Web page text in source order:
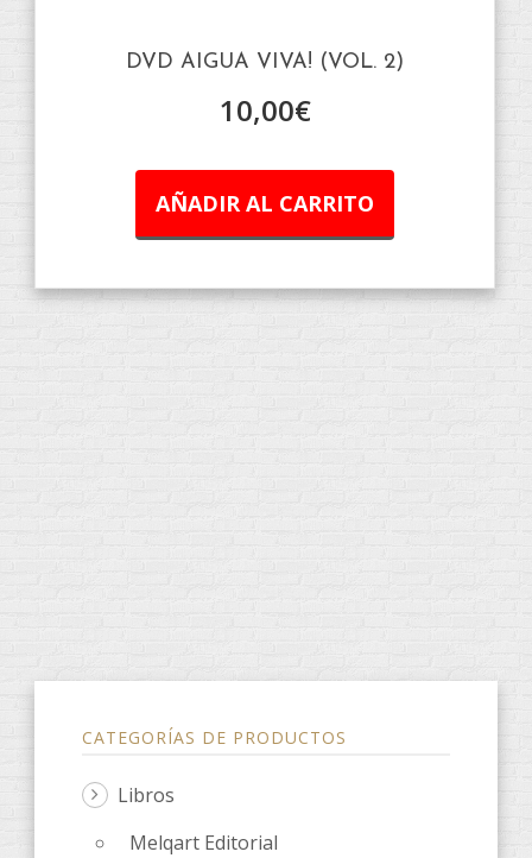
DVD AIGUA VIVA! (VOL. 2)
10,00€
AÑADIR AL CARRITO
CATEGORÍAS DE PRODUCTOS
Libros
Melqart Editorial